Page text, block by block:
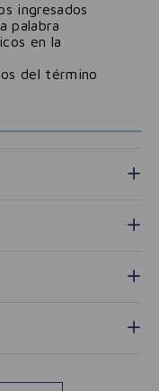
ingresados
palabra
en la
del término